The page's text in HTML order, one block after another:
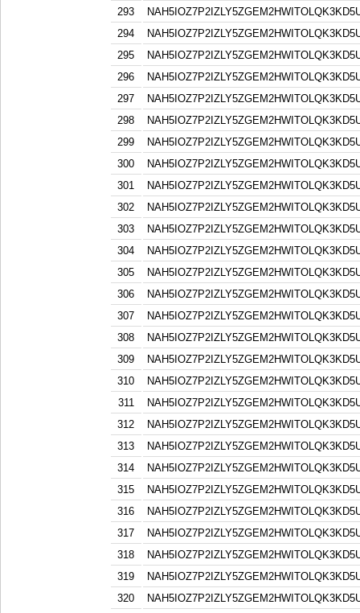
293
294
295
296
297
298
299
300
301
302
303
304
305
306
307
308
309
310
311
312
313
314
315
316
317
318
319
320